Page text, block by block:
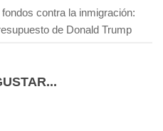
contra la inmigración:
de Donald Trump